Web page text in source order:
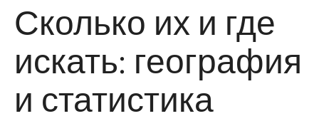
Сколько их и где
искать: география
и статистика